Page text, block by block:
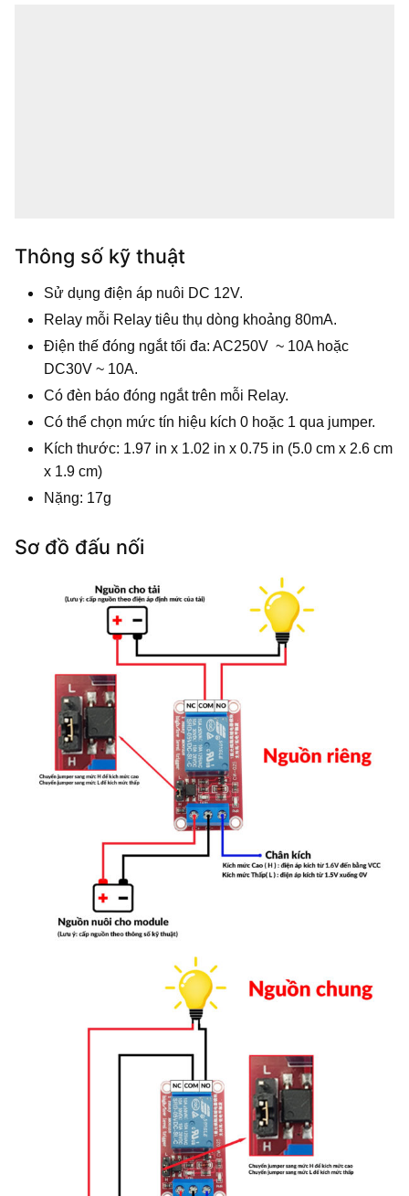
Thông số kỹ thuật
Sử dụng điện áp nuôi DC 12V.
Relay mỗi Relay tiêu thụ dòng khoảng 80mA.
Điện thế đóng ngắt tối đa: AC250V ~ 10A hoặc
DC30V ~ 10A.
Có đèn báo đóng ngắt trên mỗi Relay.
Có thể chọn mức tín hiệu kích 0 hoặc 1 qua jumper.
Kích thước: 1.97 in x 1.02 in x 0.75 in (5.0 cm x 2.6 cm
x 1.9 cm)
Nặng: 17g
Sơ đồ đấu nối